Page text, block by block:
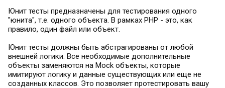
Юнит тесты предназначены для тестирования одного
"юнита", т.е. одного объекта. В рамках PHP - это, как
правило, один файл или объект.
Юнит тесты должны быть абстрагированы от любой
внешней логики. Все необходимые дополнительные
объекты заменяются на Mock объекты, которые
имитируют логику и данные существующих или еще не
созданных классов. Это позволяет протестировать вашу